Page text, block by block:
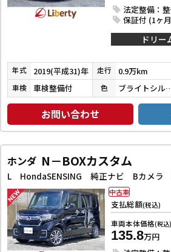
法定整備：
保証付 (1ヶ
ドリー
年式 2019(平成31)年 走行 0.9万km
車検 車検整備付 色 ブライトシ
お問い合わせ
ホンダ N－BOXカスタム
支払総額(税込)
車両本体価格(税込)
135.8万円
中古車